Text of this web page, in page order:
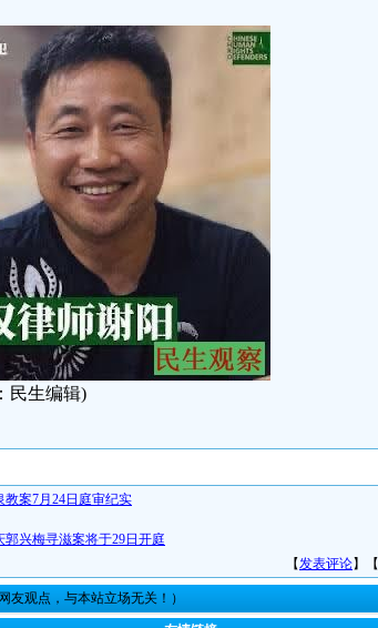
民生编辑)
教案7月24日庭审纪实
郭兴梅寻滋案将于29日开庭
【发表评论】【
友观点，与本站立场无关！）